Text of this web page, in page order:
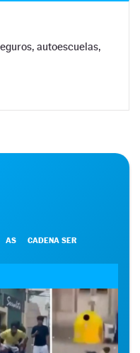
autoescuelas,
AS CADENA SER